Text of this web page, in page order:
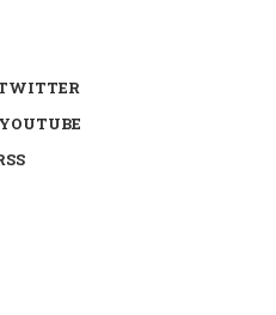
YOUTUBE